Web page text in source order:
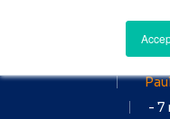
Publié
- 7